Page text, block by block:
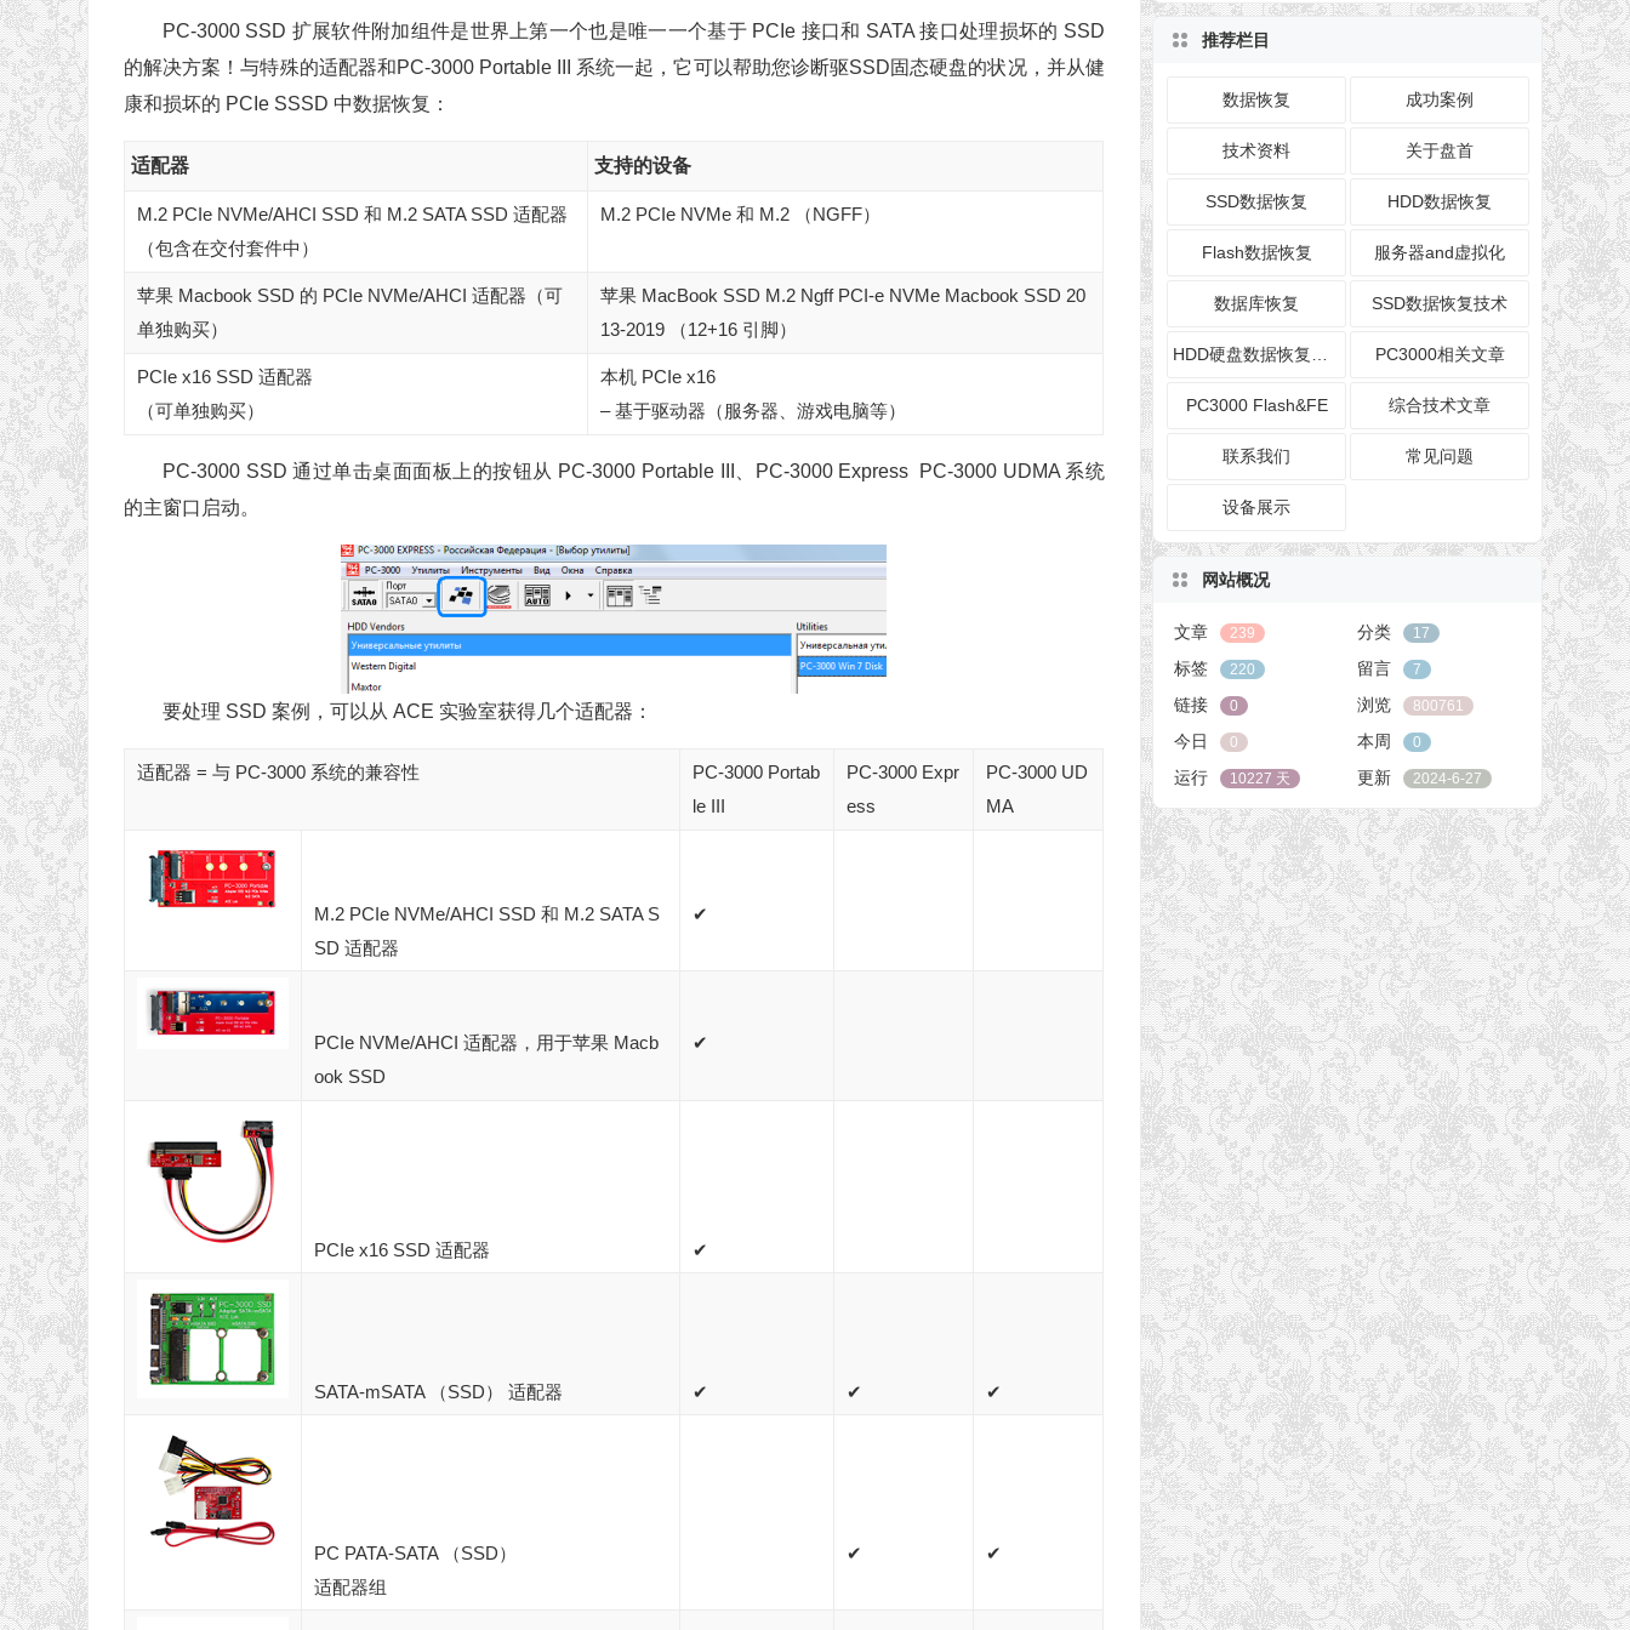
PC-3000 SSD 扩展软件附加组件是世界上第一个也是唯一一个基于 PCIe 接口和 SATA 接口处理损坏的 SSD
的解决方案！与特殊的适配器和PC-3000 Portable III 系统一起，它可以帮助您诊断驱SSD固态硬盘的状况，并从健
康和损坏的 PCIe SSSD 中数据恢复：
适配器 支持的设备
M.2 PCIe NVMe/AHCI SSD 和 M.2 SATA SSD 适配器
（包含在交付套件中）
M.2 PCIe NVMe 和 M.2 （NGFF）
苹果 Macbook SSD 的 PCIe NVMe/AHCI 适配器（可
单独购买）
苹果 MacBook SSD M.2 Ngff PCI-e NVMe Macbook SSD 20
13-2019 （12+16 引脚）
PCIe x16 SSD 适配器
（可单独购买）
本机 PCIe x16
– 基于驱动器（服务器、游戏电脑等）
PC-3000 SSD 通过单击桌面面板上的按钮从 PC-3000 Portable
、PC-3000 Express PC-3000 UDMA 系统
的主窗口启动。
要处理 SSD 案例，可以从 ACE 实验室获得几个适配器：
适配器 = 与 PC-3000 系统的兼容性
PC-3000 Portab
le III
PC-3000 Expr
ess
PC-3000 UD
MA
M.2 PCIe NVMe/AHCI SSD 和 M.2 SATA S
SD 适配器
✔
PCIe NVMe/AHCI 适配器，用于苹果 Macb
ook SSD
✔
PCIe x16 SSD 适配器 ✔
SATA-mSATA （SSD） 适配器 ✔ ✔ ✔
PC PATA-SATA （SSD）
适配器组
✔ ✔
推荐栏目
数据恢复 成功案例
技术资料 关于盘首
SSD数据恢复 HDD数据恢复
Flash数据恢复 服务器and虚拟化
数据库恢复 SSD数据恢复技术
PC3000相关文章
PC3000 Flash&FE 综合技术文章
联系我们 常见问题
设备展示
网站概况
文章 239 分类 17
标签 220 留言 7
链接 0 浏览 800761
今日 0 本周 0
运行 10227 天 更新 2024-6-27